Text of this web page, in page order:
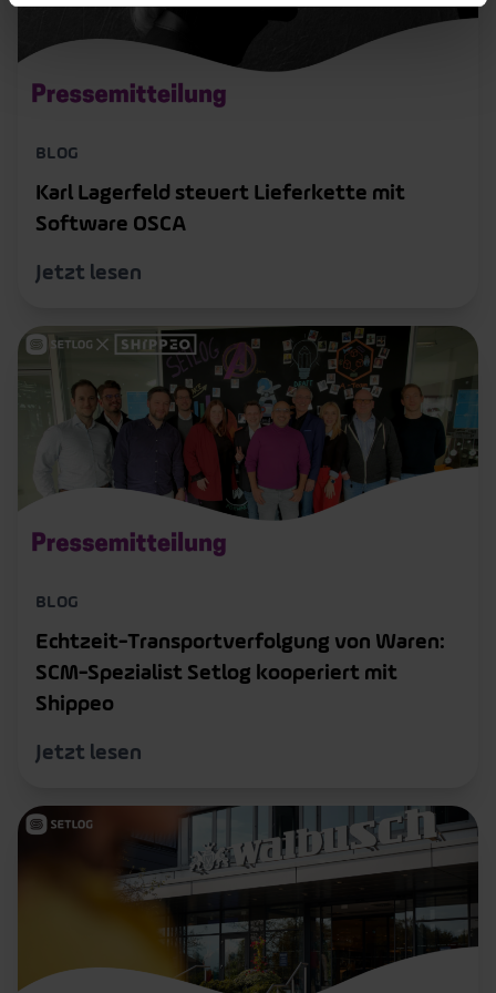
BLOG
Karl Lagerfeld steuert Lieferkette mit
Software OSCA
Jetzt lesen
BLOG
Echtzeit-Transportverfolgung von Waren:
SCM-Spezialist Setlog kooperiert mit
Shippeo
Jetzt lesen